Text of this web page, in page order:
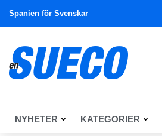
Spanien för Svenskar
NYHETER KATEGORIER